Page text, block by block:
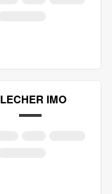
IMO